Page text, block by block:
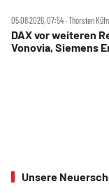
05.08.2026, 07:54 ‧ Thorsten
DAX vor weiteren
Vonovia, Siemens
Unsere